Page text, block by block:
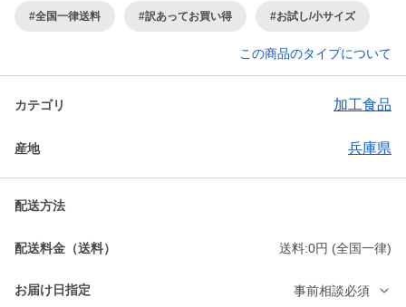
#全国一律送料 #訳あってお買い得 #お試し/小サイズ
この商品のタイプについて
カテゴリ 加工食品
産地 兵庫県
配送方法
配送料金（送料） 送料:0円 (全国一律)
お届け日指定 事前相談必須